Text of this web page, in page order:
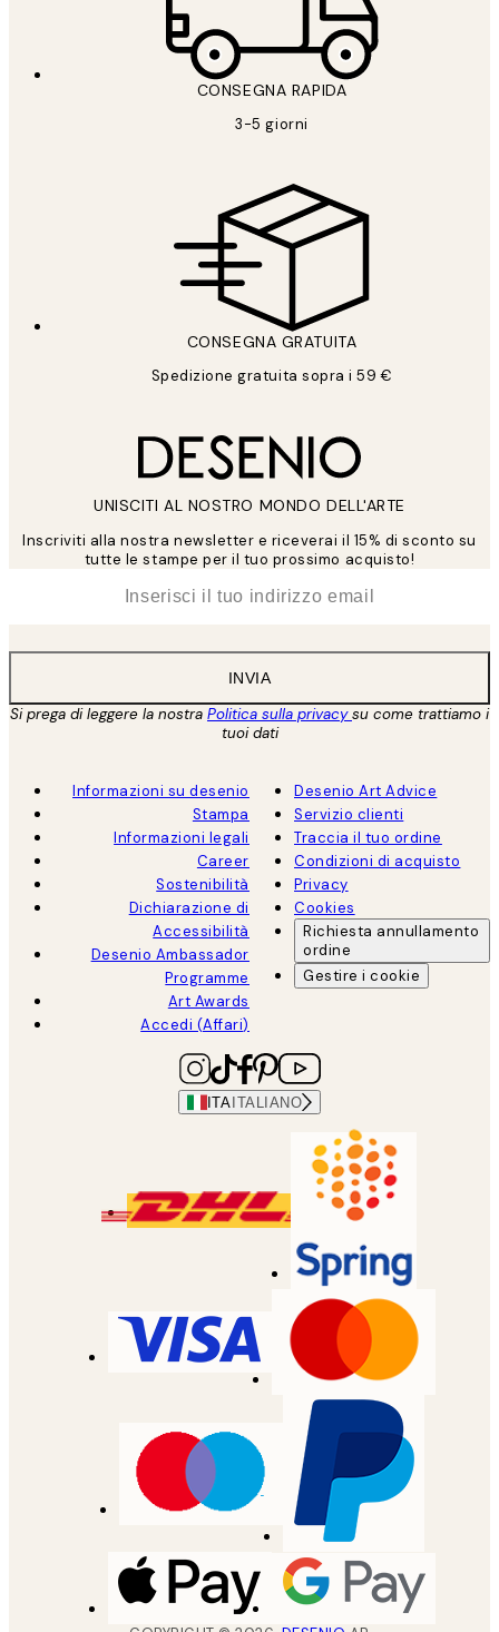
CONSEGNA RAPIDA
3-5 giorni
CONSEGNA GRATUITA
Spedizione gratuita sopra i 59 €
UNISCITI AL NOSTRO MONDO DELL'ARTE
Inscriviti alla nostra newsletter e riceverai il 15% di sconto su
tutte le stampe per il tuo prossimo acquisto!
INVIA
Si prega di leggere la nostra Politica sulla privacysu come trattiamo i
tuoi dati
Informazioni su desenio
Stampa
Informazioni legali
Career
Sostenibilità
Dichiarazione di
Accessibilità
Desenio Ambassador
Programme
Art Awards
Accedi (Affari)
Desenio Art Advice
Servizio clienti
Traccia il tuo ordine
Condizioni di acquisto
Privacy
Cookies
Richiesta annullamento
ordine
Gestire i cookie
ITA ITALIANO